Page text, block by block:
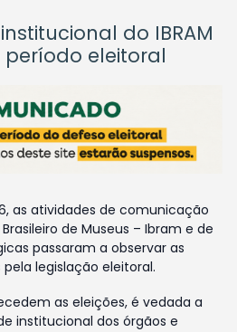
do IBRAM
eleitoral
as atividades de comunicação
de Museus – Ibram e de
passaram a observar as
legislação eleitoral.
as eleições, é vedada a
institucional dos órgãos e